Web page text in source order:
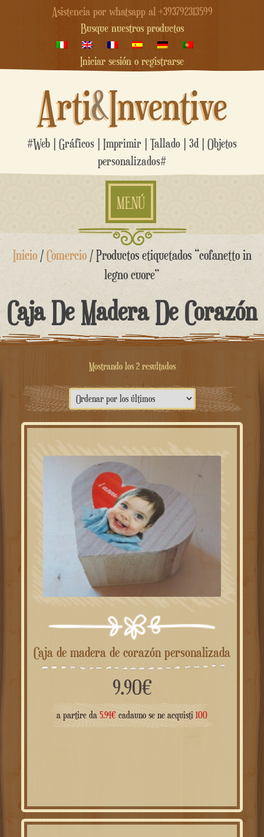
Asistencia por whatsapp al +393792313599
Busque nuestros productos
Iniciar sesión o registrarse
Arti&Inventive
#Web | Gráficos | Imprimir | Tallado | 3d | Objetos
personalizados#
MENÚ
saltar
Inicio/Comercio/ Productos etiquetados “cofanetto in
legno cuore”
Caja De Madera De Corazón
Mostrando los 2 resultadosOrdenado
por
Caja de madera de corazón personalizada
9.90€
a partire da 5.94€ cadauno se ne acquisti 100